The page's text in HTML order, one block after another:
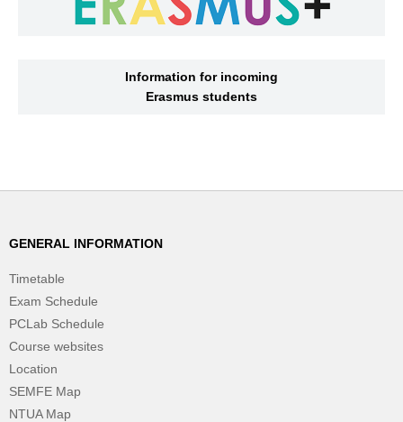
Information for incoming
Erasmus students
GENERAL INFORMATION
Timetable
Exam Schedule
PCLab Schedule
Course websites
Location
SEMFE Map
NTUA Map